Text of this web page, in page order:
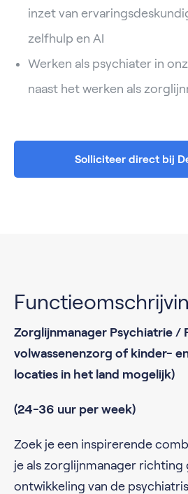
inzet van
zelfhulp en AI
Werken als psychiater in
naast het werken als
Solliciteer direct bij
Zorglijnmanager Psychiatrie /
volwassenenzorg of kinder-
locaties in het land mogelijk)
(24-36 uur per week)
Zoek je een inspirerende
je als zorglijnmanager richting
ontwikkeling van de